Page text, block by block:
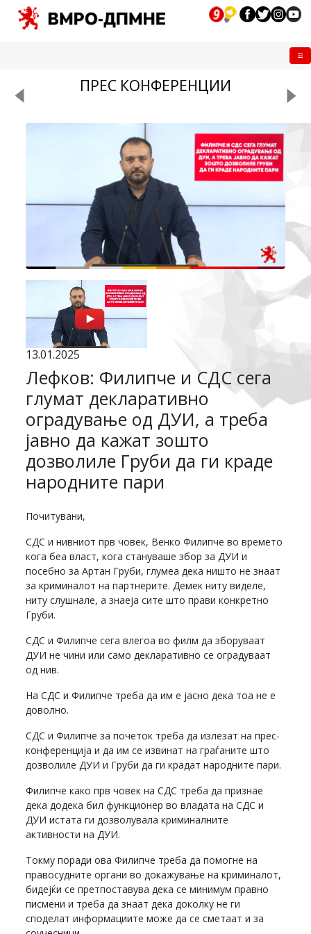
ПРЕС КОНФЕРЕНЦИИ
13.01.2025
Лефков: Филипче и СДС сега
глумат декларативно
оградување од ДУИ, а треба
јавно да кажат зошто
дозволиле Груби да ги краде
народните пари
Почитувани,
СДС и нивниот прв човек, Венко Филипче во времето
кога беа власт, кога стануваше збор за ДУИ и
посебно за Артан Груби, глумеа дека ништо не знаат
за криминалот на партнерите. Демек ниту виделе,
ниту слушнале, а знаеја сите што прави конкретно
Груби.
СДС и Филипче сега влегоа во филм да зборуваат
ДУИ не чини или само декларативно се оградуваат
од нив.
На СДС и Филипче треба да им е јасно дека тоа не е
доволно.
СДС и Филипче за почеток треба да излезат на прес-
конференција и да им се извинат на граѓаните што
дозволиле ДУИ и Груби да ги крадат народните пари.
Филипче како прв човек на СДС треба да признае
дека додека бил функционер во владата на СДС и
ДУИ истата ги дозволувала криминалните
активности на ДУИ.
Токму поради ова Филипче треба да помогне на
правосудните органи во докажување на криминалот,
бидејќи се претпоставува дека се минимум правно
писмени и треба да знаат дека доколку не ги
споделат информациите може да се сметаат и за